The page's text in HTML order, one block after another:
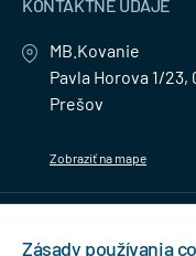
KONTAKTNÉ ÚDAJE
MB.Kovanie
Pavla Horova 1/23,
Prešov
Zobraziť na mape
Zásady používania